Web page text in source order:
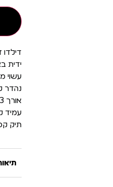
ידית
עשוי
נהדר
אורך 20.3 ס"מ, רוחב 3.4 ס"מ
עמיד
תיק